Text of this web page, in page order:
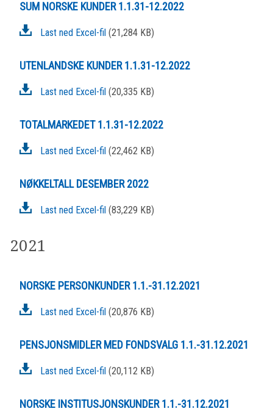
SUM NORSKE KUNDER 1.1.31-12.2022
Last ned Excel-fil (21,284 KB)
UTENLANDSKE KUNDER 1.1.31-12.2022
Last ned Excel-fil (20,335 KB)
TOTALMARKEDET 1.1.31-12.2022
Last ned Excel-fil (22,462 KB)
NØKKELTALL DESEMBER 2022
Last ned Excel-fil (83,229 KB)
2021
NORSKE PERSONKUNDER 1.1.-31.12.2021
Last ned Excel-fil (20,876 KB)
PENSJONSMIDLER MED FONDSVALG 1.1.-31.12.2021
Last ned Excel-fil (20,112 KB)
NORSKE INSTITUSJONSKUNDER 1.1.-31.12.2021